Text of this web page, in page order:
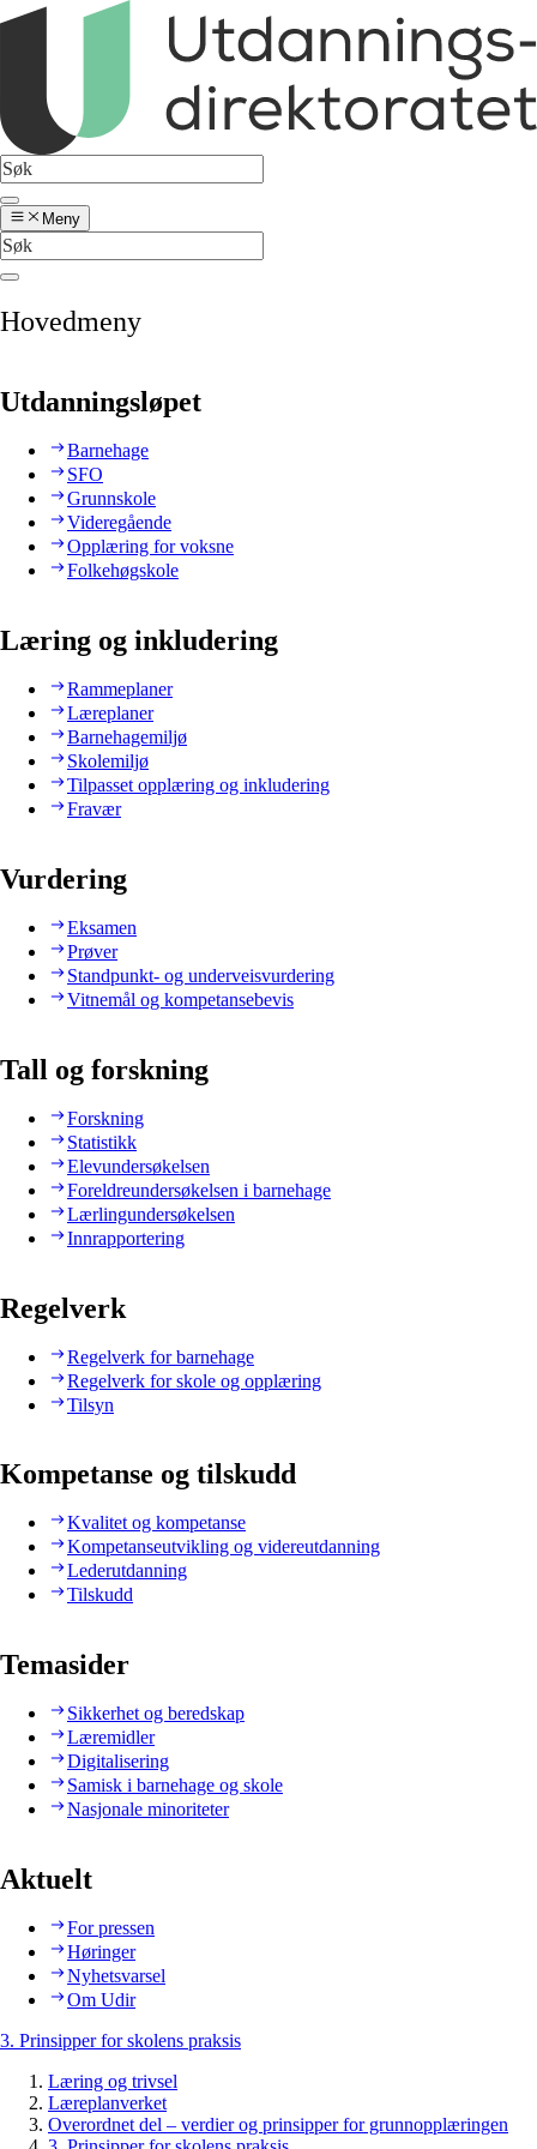
Meny
Hovedmeny
Utdanningsløpet
Barnehage
SFO
Grunnskole
Videregående
Opplæring for voksne
Folkehøgskole
Læring og inkludering
Rammeplaner
Læreplaner
Barnehagemiljø
Skolemiljø
Tilpasset opplæring og inkludering
Fravær
Vurdering
Eksamen
Prøver
Standpunkt- og underveisvurdering
Vitnemål og kompetansebevis
Tall og forskning
Forskning
Statistikk
Elevundersøkelsen
Foreldreundersøkelsen i barnehage
Lærlingundersøkelsen
Innrapportering
Regelverk
Regelverk for barnehage
Regelverk for skole og opplæring
Tilsyn
Kompetanse og tilskudd
Kvalitet og kompetanse
Kompetanseutvikling og videreutdanning
Lederutdanning
Tilskudd
Temasider
Sikkerhet og beredskap
Læremidler
Digitalisering
Samisk i barnehage og skole
Nasjonale minoriteter
Aktuelt
For pressen
Høringer
Nyhetsvarsel
Om Udir
3. Prinsipper for skolens praksis
Læring og trivsel
Læreplanverket
Overordnet del – verdier og prinsipper for grunnopplæringen